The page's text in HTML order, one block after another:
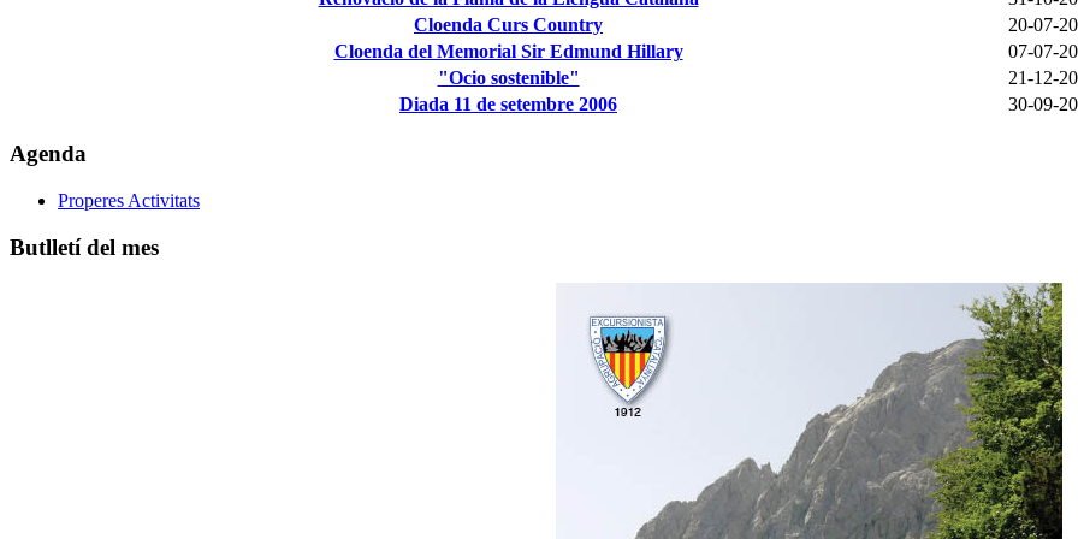
Cloenda Curs Country
20-07-
Cloenda del Memorial Sir Edmund Hillary
07-07-
"Ocio sostenible"
21-12-
Diada 11 de setembre 2006
30-09-
Agenda
Properes Activitats
Butlletí del mes